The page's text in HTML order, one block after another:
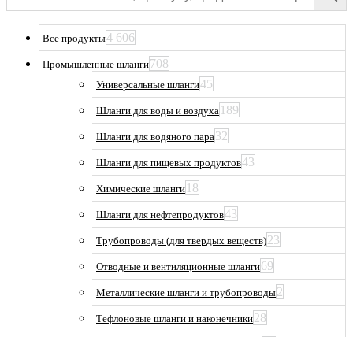
Все продукты4 606
Промышленные шланги708
Универсальные шланги45
Шланги для воды и воздуха 189
Шланги для водяного пара32
Шланги для пищевых продуктов43
Химические шланги 18
Шланги для нефтепродуктов43
Трубопроводы (для твердых веществ)23
Отводные и вентиляционные шланги69
Металлические шланги и трубопроводы2
Тефлоновые шланги и наконечники28